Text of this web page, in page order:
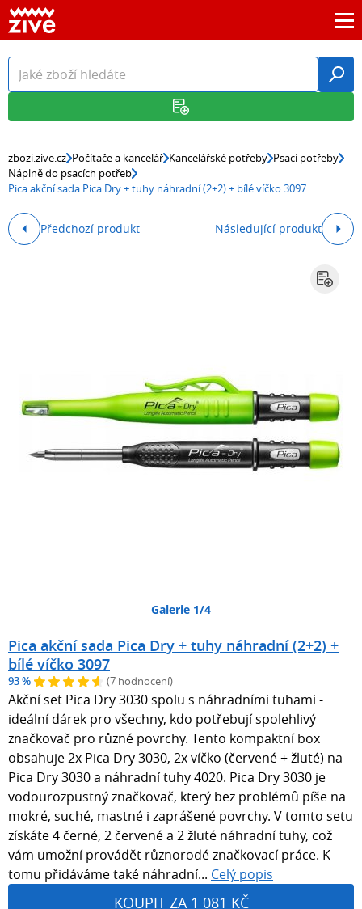
zbozi.zive.cz Počítače a kancelář Kancelářské potřeby Psací potřeby
Náplně do psacích potřeb
Pica akční sada Pica Dry + tuhy náhradní (2+2) + bílé víčko 3097
Předchozí produkt Následující produkt
Galerie 1/4
Pica akční sada Pica Dry + tuhy náhradní (2+2) +
bílé víčko 3097
93 % (7 hodnocení)
Akční set Pica Dry 3030 spolu s náhradními tuhami -
ideální dárek pro všechny, kdo potřebují spolehlivý
značkovač pro různé povrchy. Tento kompaktní box
obsahuje 2x Pica Dry 3030, 2x víčko (červené + žluté) na
Pica Dry 3030 a náhradní tuhy 4020. Pica Dry 3030 je
vodourozpustný značkovač, který bez problémů píše na
mokré, suché, mastné i zaprášené povrchy. V tomto setu
získáte 4 černé, 2 červené a 2 žluté náhradní tuhy, což
vám umožní provádět různorodé značkovací práce. K
tomu přidáváme také náhradní... Celý popis
KOUPIT ZA 1 081 KČ